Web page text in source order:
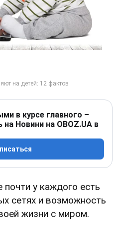
в курсе главного –
Новини на OBOZ.UA в
у каждого есть
сетях и возможность
жизни с миром.